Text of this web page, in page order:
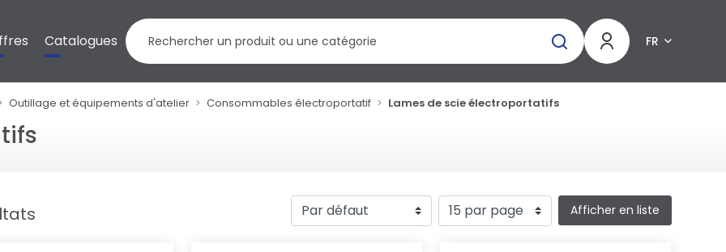
Catalogues FR
Outillage et équipements d'atelier Consommables électroportatif Lames de scie électroportatifs
Afficher en liste